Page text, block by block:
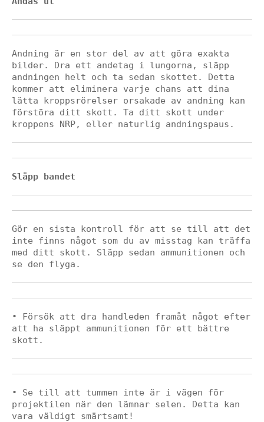
Andning är en stor del av att göra exakta
bilder. Dra ett andetag i lungorna, släpp
andningen helt och ta sedan skottet. Detta
kommer att eliminera varje chans att dina
lätta kroppsrörelser orsakade av andning kan
förstöra ditt skott. Ta ditt skott under
kroppens NRP, eller naturlig andningspaus.
Släpp bandet
Gör en sista kontroll för att se till att det
inte finns något som du av misstag kan träffa
med ditt skott. Släpp sedan ammunitionen och
se den flyga.
• Försök att dra handleden framåt något efter
att ha släppt ammunitionen för ett bättre
skott.
• Se till att tummen inte är i vägen för
projektilen när den lämnar selen. Detta kan
vara väldigt smärtsamt!